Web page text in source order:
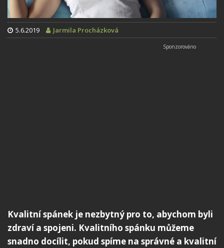
5.6.2019 Jarmila Procházková
Kvalitní spánek je nezbytný pro to, abychom byli
zdraví a spojeni. Kvalitního spánku můžeme
snadno docílit, pokud spíme na správné a kvalitní